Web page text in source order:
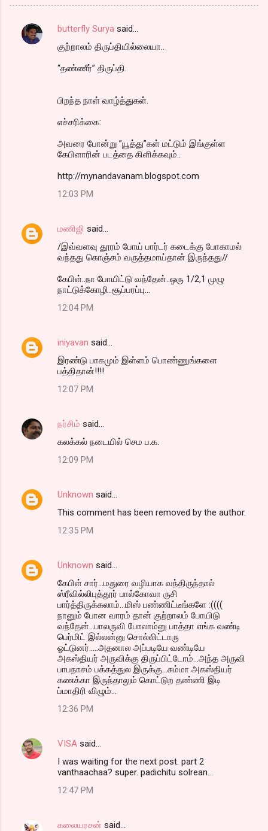
C
butterfly Surya said…
குற்றாலம் திருப்தியில்லையா..
“தண்ணீர்” திருப்தி.
பிறந்த நாள் வாழ்த்துகள்.
எச்சரிக்கை:
அவரை போன்று ”யூத்து”கள் மட்டும் இங்குள்ள
கேபிளாரின் படத்தை கிளிக்கவும்..
http://mynandavanam.blogspot.com
12:03 PM
மணிஜி said…
/இவ்வளவு தூரம் போய் பார்டர் கடைக்கு போகாமல்
வந்தது கொஞ்சம் வருத்தமாய்தான் இருந்தது//
கேபிள்..நா போயிட்டு வந்தேன்..ஒரு 1/2,1 முழு
நாட்டுக்கோழி..சூப்பரப்பு...
12:04 PM
iniyavan said…
இரண்டு பாகமும் இள்ளம் பொண்ணுங்களை
பத்திதான்!!!!
12:07 PM
நர்சிம் said…
கலக்கல் நடையில் செம ப.க.
12:09 PM
Unknown said…
This comment has been removed by the author.
12:35 PM
Unknown said…
கேபிள் சார்...மதுரை வழியாக வந்திருந்தால்
ஸ்ரீவில்லிபுத்தூர் பால்கோவா ருசி
பார்த்திருக்கலாம்...மிஸ் பண்ணிட்டீங்களே :((((
நானும் போன வாரம் தான் குற்றாலம் போயிடு
வந்தேன்...பாலருவி போலாம்னு பாத்தா எங்க வண்டி
பெர்மிட் இல்லன்னு சொல்லிட்டாரு
ஓட்டுனர்.....அதனால அப்படியே வண்டியே
அகஸ்தியர் அருவிக்கு திருப்பிட்டோம்...அந்த அருவி
பாபநாசம் பக்கத்துல இருக்கு...சும்மா அகஸ்தியர்
கணக்கா இருந்தாலும் கொட்டுற தண்ணி இடி
ப்மாதிரி விழும்...
12:36 PM
VISA said…
I was waiting for the next post. part 2
vanthaachaa? super. padichitu solrean...
12:47 PM
கலையரசன் said…